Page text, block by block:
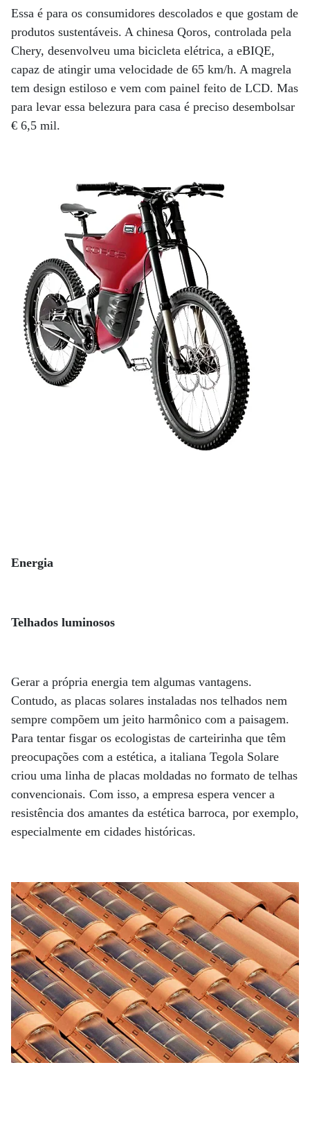
Essa é para os consumidores descolados e que gostam de
produtos sustentáveis. A chinesa Qoros, controlada pela
Chery, desenvolveu uma bicicleta elétrica, a eBIQE,
capaz de atingir uma velocidade de 65 km/h. A magrela
tem design estiloso e vem com painel feito de LCD. Mas
para levar essa belezura para casa é preciso desembolsar
€ 6,5 mil.
Energia
Telhados luminosos
Gerar a própria energia tem algumas vantagens.
Contudo, as placas solares instaladas nos telhados nem
sempre compõem um jeito harmônico com a paisagem.
Para tentar fisgar os ecologistas de carteirinha que têm
preocupações com a estética, a italiana Tegola Solare
criou uma linha de placas moldadas no formato de telhas
convencionais. Com isso, a empresa espera vencer a
resistência dos amantes da estética barroca, por exemplo,
especialmente em cidades históricas.